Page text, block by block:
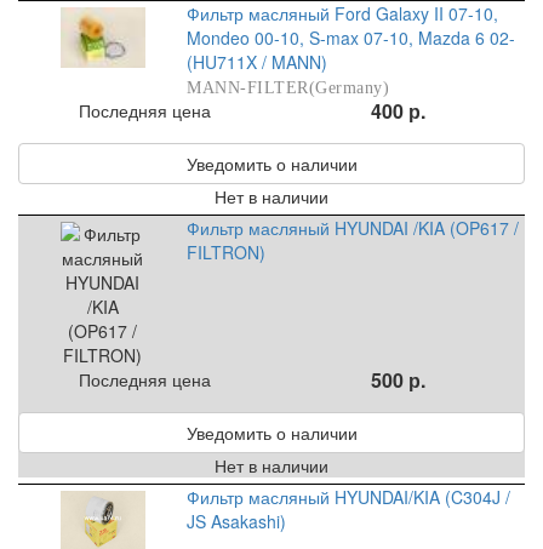
Фильтр масляный Ford Galaxy II 07-10,
Mondeo 00-10, S-max 07-10, Mazda 6 02-
(HU711X / MANN)
MANN-FILTER(Germany)
Последняя цена 400 р.
Уведомить о наличии
Нет в наличии
Фильтр масляный HYUNDAI /KIA (OP617 /
FILTRON)
Последняя цена 500 р.
Уведомить о наличии
Нет в наличии
Фильтр масляный HYUNDAI/KIA (C304J /
JS Asakashi)